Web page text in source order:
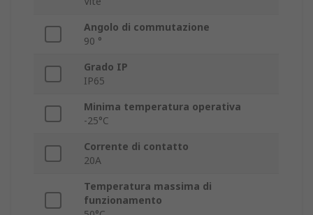
Angolo di commutazione
90 °
Grado IP
IP65
Minima temperatura operativa
-25°C
Corrente di contatto
20A
Temperatura massima di
funzionamento